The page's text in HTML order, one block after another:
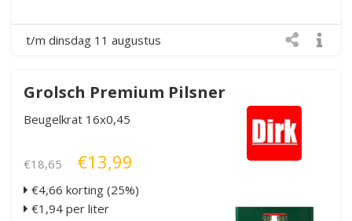
t/m dinsdag 11 augustus
Grolsch Premium Pilsner
Beugelkrat 16x0,45
€18,65 €13,99
€4,66 korting (25%)
€1,94 per liter